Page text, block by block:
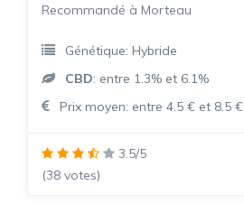
Recommandé à Morteau
Génétique: Hybride
CBD: entre 1.3% et 6.1%
Prix moyen: entre 4.5 € et 8.5 €
3.5/5
(38 votes)